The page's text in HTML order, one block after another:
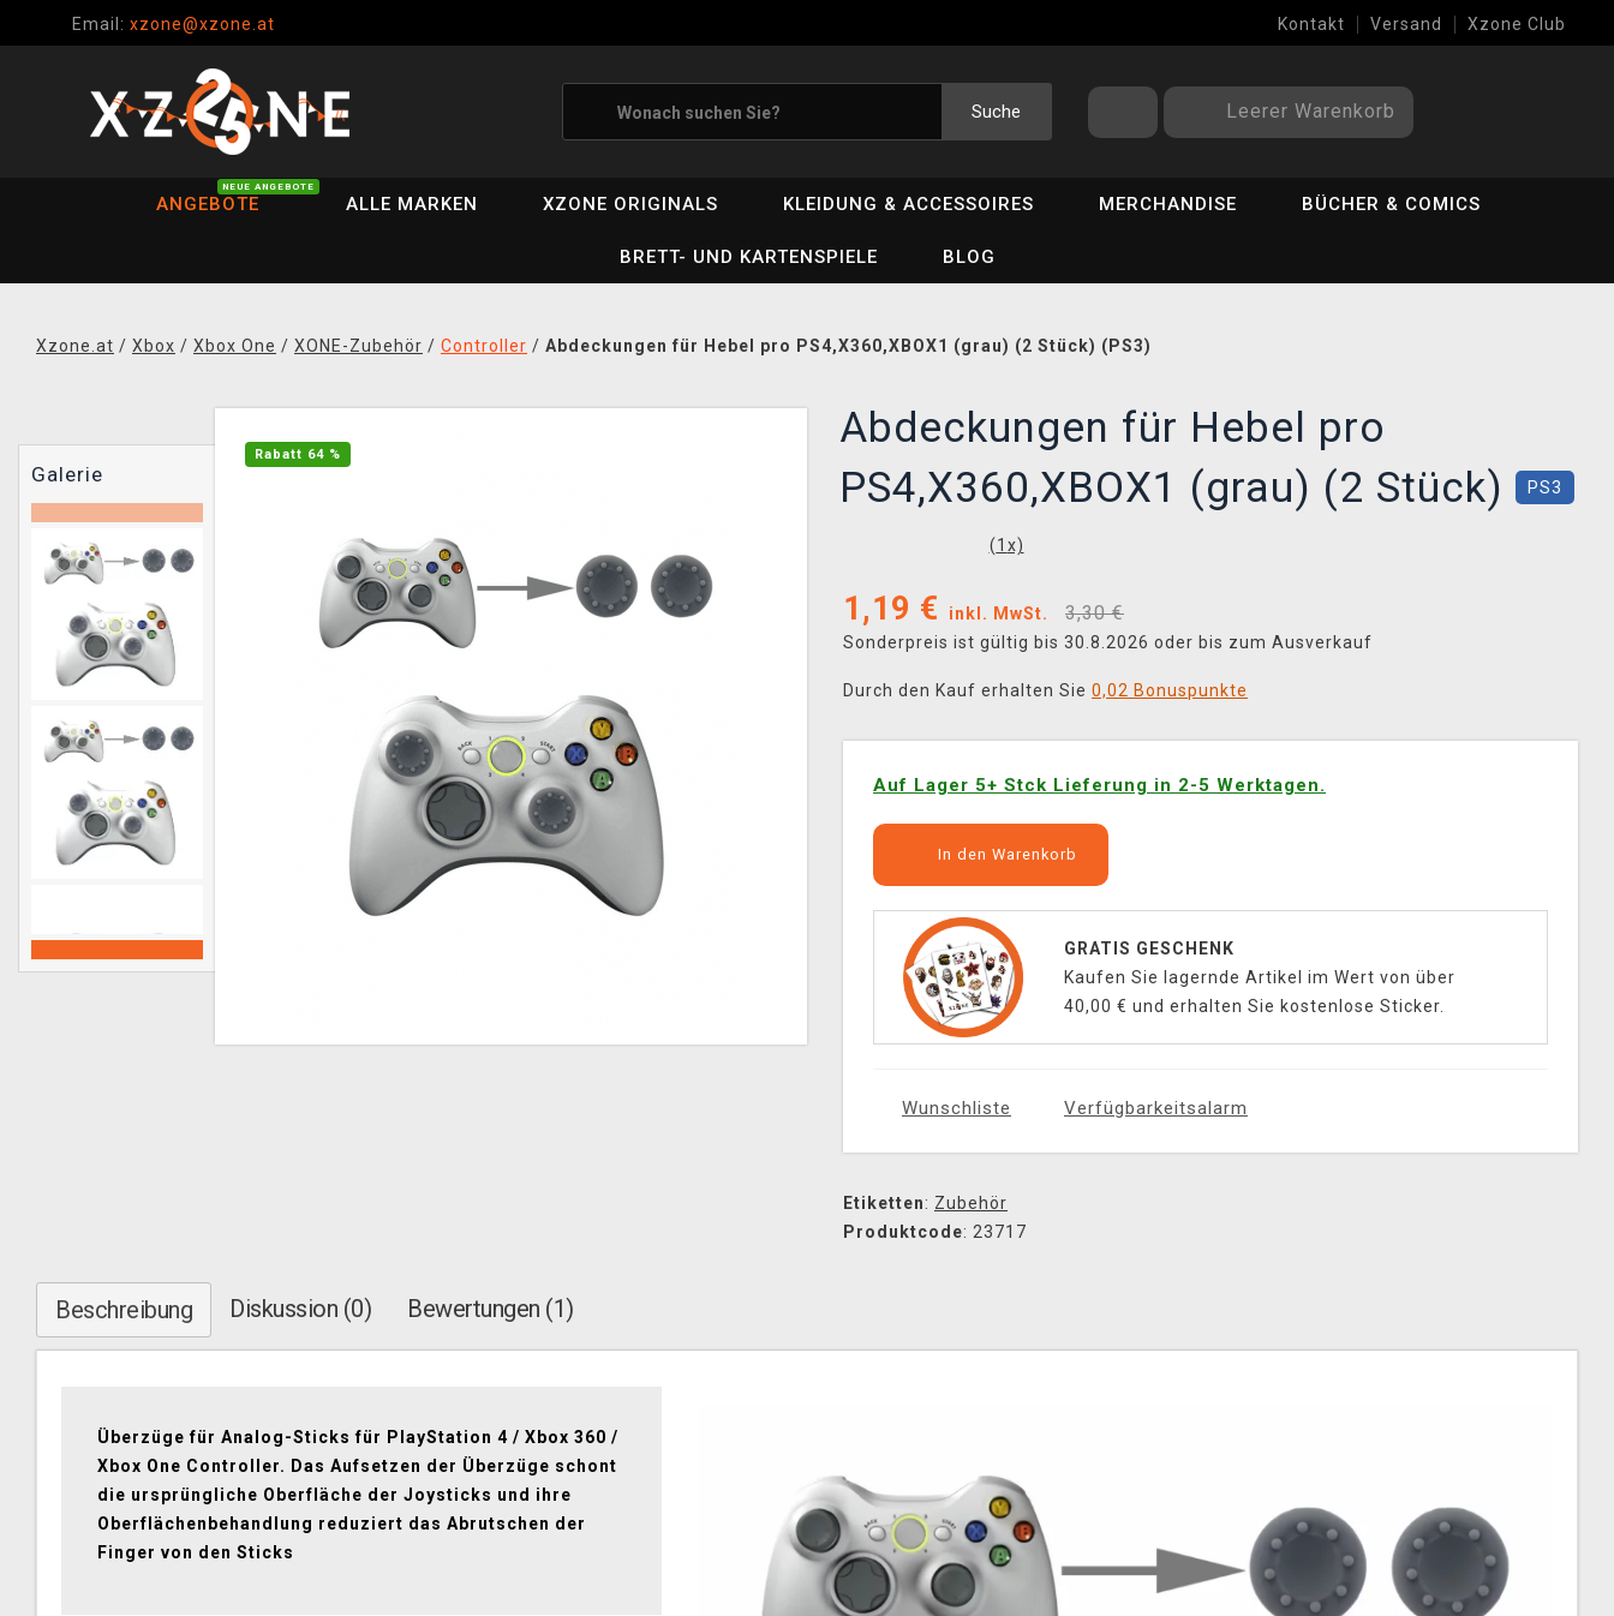
Email: xzone@xzone.at Kontakt Versand Xzone Club
Suche Leerer Warenkorb
ANGEBOTE
NEUE ANGEBOTE
ALLE MARKEN XZONE ORIGINALS KLEIDUNG & ACCESSOIRES MERCHANDISE BÜCHER & COMICS
BRETT- UND KARTENSPIELE BLOG
Xzone.at / Xbox / Xbox One / XONE-Zubehör / Controller / Abdeckungen für Hebel pro PS4,X360,XBOX1 (grau) (2 Stück) (PS3)
Galerie
Rabatt 64 %
Abdeckungen für Hebel pro
PS4,X360,XBOX1 (grau) (2 Stück)
PS3
(1 x)
1,19 € inkl. MwSt. 3,30 €
Sonderpreis ist gültig bis 30.8.2026 oder bis zum Ausverkauf
Durch den Kauf erhalten Sie 0,02 Bonuspunkte
Auf Lager 5+ Stck Lieferung in 2-5 Werktagen.
In den Warenkorb
GRATIS GESCHENK
Kaufen Sie lagernde Artikel im Wert von über
40,00 € und erhalten Sie kostenlose Sticker.
Wunschliste Verfügbarkeitsalarm
Etiketten: Zubehör
Produktcode: 23717
Beschreibung Diskussion (0) Bewertungen (1)
Überzüge für Analog-Sticks für PlayStation 4 / Xbox 360 /
Xbox One Controller. Das Aufsetzen der Überzüge schont
die ursprüngliche Oberfläche der Joysticks und ihre
Oberflächenbehandlung reduziert das Abrutschen der
Finger von den Sticks